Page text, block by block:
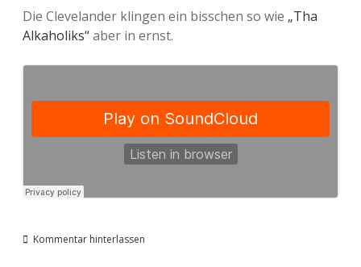
Die Clevelander klingen ein bisschen so wie „Tha
Alkaholiks“aber in ernst.
Kommentar hinterlassen